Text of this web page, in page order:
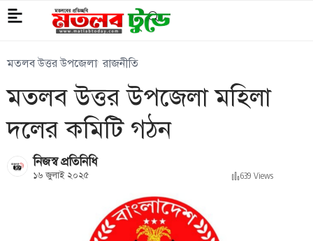
মতলব উত্তর উপজেলা রাজনীতি
মতলব উত্তর উপজেলা মহিলা
দলের কমিটি গঠন
নিজস্ব প্রতিনিধি
১৬ জুলাই ২০২৫ 639 Views